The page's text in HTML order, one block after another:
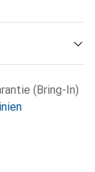
(Bring-In)